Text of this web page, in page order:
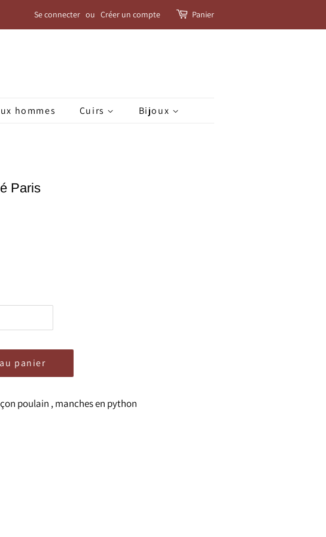
Se connecter ou Créer un compte Panier
hommes Cuirs Bijoux
Paris
panier
poulain , manches en python